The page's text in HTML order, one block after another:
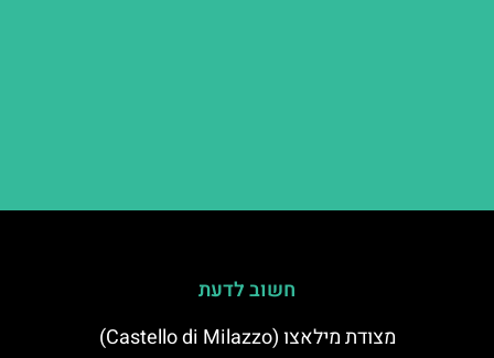
חשוב לדעת
מצודת מילאצו (Castello di Milazzo)